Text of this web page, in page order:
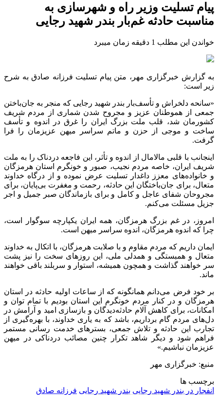
پیام تسلیت وزیر راه و شهرسازی به
مناسبت حادثه غم‌بار بندر شهید رجایی
خواندن این مطلب 1 دقیقه زمان میبرد
به گزارش خبرگزاری مهر، متن پیام تسلیت فرزانه صادق به شرح
زیر است:
«سانحه دلخراش و تأسف‌بار بندر شهید رجایی که منجر به جان‌باختن
جمعی از هموطنان عزیز و مجروح شدن شماری از مردم شریف
کشورمان شد، قلب ملت بزرگ ایران را غرق در اندوه و تأسف
ساخت و موجی از حزن و ماتم سراسر میهن عزیزمان را فرا
گرفت.
اینجانب با قلبی مالامال از اندوه و تأثر، این فاجعه دردناک را به ملت
شریف ایران، خاصه مردم نجیب، صبور و خونگرم استان هرمزگان
و خانواده‌های معزز داغدار تسلیت عرض نموده و از درگاه خداوند
متعال، برای جان‌باختگان این حادثه، رحمت و مغفرت بی‌پایان، برای
مجروحان شفای عاجل و کامل و برای بازماندگان صبر جمیل و اجر
جزیل مسئلت می‌کنم.
امروز، در غم بزرگ هرمزگان، همه ایران یکپارچه سوگوار است،
چرا که اندوه هرمزگان، اندوه سراسر میهن است.
ایمان داریم که مردم مقاوم و با صلابت هرمزگان، با اتکال به خداوند
متعال و همبستگی و همدلی ملی، این روزهای سخت را نیز پشت
سر خواهند گذاشت و همچون همیشه، استوار و سربلند باقی خواهند
ماند.
بر خود فرض می‌دانم همانگونه که از ساعات اولیه حادثه در استان
هرمزگان و در کنار مردم خونگرم این استان بودیم با تمام توان و
امکانات، برای کاهش آلام حادثه‌دیدگان و بازسازی امید و آرامش در
دل‌های مردم گام برداریم، باشد که به یاری خداوند، با بهره‌گیری از
تجارب این حادثه و تلاش جمعی، بسترهای خدمت رسانی مستمر
فراهم شود و دیگر شاهد تکرار چنین مصائب دردناکی در میهن
عزیزمان نباشیم.»
منبع: خبرگزاری مهر
برچسب ها
انفجار در بندر شهید رجایی بندر شهید رجایی فرزانه صادق